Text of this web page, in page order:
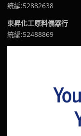
統編:52882638
東昇化工原料儀器行
統編:52488869